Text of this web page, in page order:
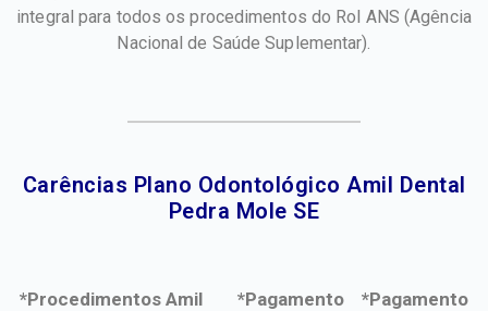
integral para todos os procedimentos do Rol ANS (Agência
Nacional de Saúde Suplementar).
Carências Plano Odontológico Amil Dental
Pedra Mole SE​
*Procedimentos Amil
*Pagamento
*Pagamento